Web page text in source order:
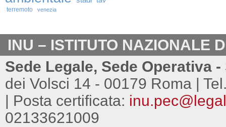
terremoto venezia
INU – ISTITUTO NAZIONALE
Sede Legale, Sede Operativa
dei Volsci 14 - 00179 Roma |
| Posta certificata:
02133621009